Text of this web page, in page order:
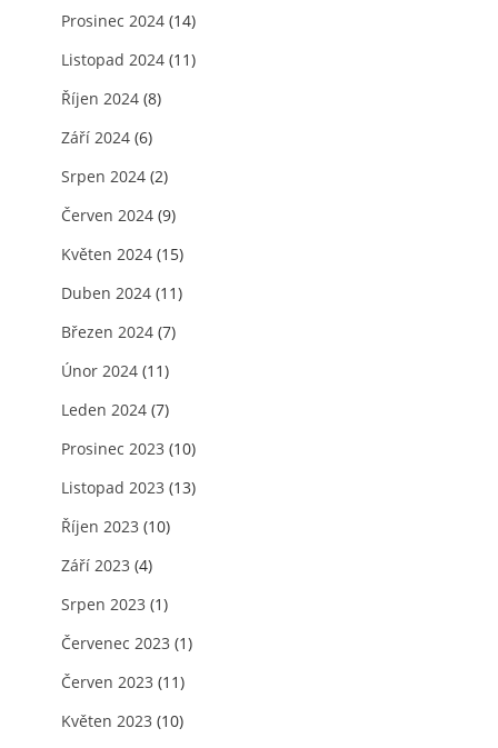
Prosinec 2024 (14)
Listopad 2024 (11)
Říjen 2024 (8)
Září 2024 (6)
Srpen 2024 (2)
Červen 2024 (9)
Květen 2024 (15)
Duben 2024 (11)
Březen 2024 (7)
Únor 2024 (11)
Leden 2024 (7)
Prosinec 2023 (10)
Listopad 2023 (13)
Říjen 2023 (10)
Září 2023 (4)
Srpen 2023 (1)
Červenec 2023 (1)
Červen 2023 (11)
Květen 2023 (10)